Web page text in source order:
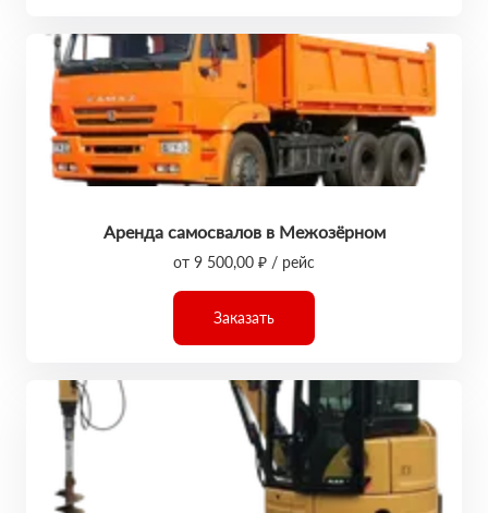
Аренда самосвалов в Межозёрном
от 9 500,00 ₽ / рейс
Заказать